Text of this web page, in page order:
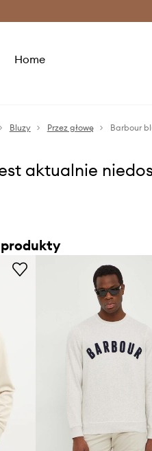
Home
Bluzy Przez głowę Barbour
aktualnie